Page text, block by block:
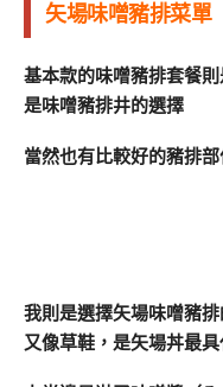
矢場味噌豬排菜單
基本款的味噌豬排套餐
是味噌豬排井的選擇
當然也有比較好的豬排
我則是選擇矢場味噌豬
又像草鞋，是矢場丼最